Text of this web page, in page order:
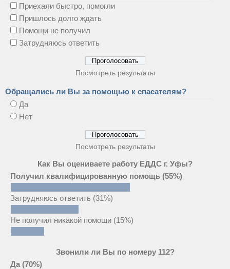
Приехали быстро, помогли
Пришлось долго ждать
Помощи не получил
Затрудняюсь ответить
Посмотреть результаты
Обращались ли Вы за помощью к спасателям?
Да
Нет
Посмотреть результаты
Как Вы оцениваете работу ЕДДС г. Уфы?
Получил квалифицированную помощь (55%)
Затрудняюсь ответить (31%)
Не получил никакой помощи (15%)
Звонили ли Вы по номеру 112?
Да (70%)